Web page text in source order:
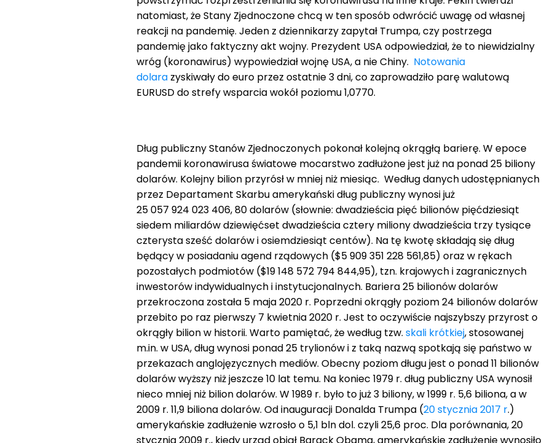
natomiast, że Stany Zjednoczone chcą w ten sposób odwrócić uwagę od własnej
reakcji na pandemię. Jeden z dziennikarzy zapytał Trumpa, czy postrzega
pandemię jako faktyczny akt wojny. Prezydent USA odpowiedział, że to niewidzialny
wróg (koronawirus) wypowiedział wojnę USA, a nie Chiny. Notowania
dolara zyskiwały do euro przez ostatnie 3 dni, co zaprowadziło parę walutową
EURUSD do strefy wsparcia wokół poziomu 1,0770.
Dług publiczny Stanów Zjednoczonych pokonał kolejną okrągłą barierę. W epoce
pandemii koronawirusa światowe mocarstwo zadłużone jest już na ponad 25 biliony
dolarów. Kolejny bilion przyrósł w mniej niż miesiąc. Według danych udostępnianych
przez Departament Skarbu amerykański dług publiczny wynosi już
25 057 924 023 406, 80 dolarów (słownie: dwadzieścia pięć bilionów pięćdziesiąt
siedem miliardów dziewięćset dwadzieścia cztery miliony dwadzieścia trzy tysiące
czterysta sześć dolarów i osiemdziesiąt centów). Na tę kwotę składają się dług
będący w posiadaniu agend rządowych ($5 909 351 228 561,85) oraz w rękach
pozostałych podmiotów ($19 148 572 794 844,95), tzn. krajowych i zagranicznych
inwestorów indywidualnych i instytucjonalnych. Bariera 25 bilionów dolarów
przekroczona została 5 maja 2020 r. Poprzedni okrągły poziom 24 bilionów dolarów
przebito po raz pierwszy 7 kwietnia 2020 r. Jest to oczywiście najszybszy przyrost o
okrągły bilion w historii. Warto pamiętać, że według tzw. skali krótkiej, stosowanej
m.in. w USA, dług wynosi ponad 25 trylionów i z taką nazwą spotkają się państwo w
przekazach anglojęzycznych mediów. Obecny poziom długu jest o ponad 11 bilionów
dolarów wyższy niż jeszcze 10 lat temu. Na koniec 1979 r. dług publiczny USA wynosił
nieco mniej niż bilion dolarów. W 1989 r. było to już 3 biliony, w 1999 r. 5,6 biliona, a w
2009 r. 11,9 biliona dolarów. Od inauguracji Donalda Trumpa (20 stycznia 2017 r.)
amerykańskie zadłużenie wzrosło o 5,1 bln dol. czyli 25,6 proc. Dla porównania, 20